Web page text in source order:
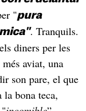
"pura
. Tranquils.
diners per les
aviat, una
son pare, el que
la bona teca,